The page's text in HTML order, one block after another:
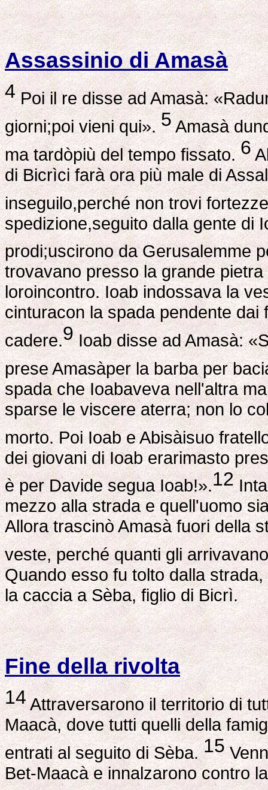
Assassinio di Amasà
4Poi il re disse ad Amasà:
giorni;poi vieni qui».5Amasà
ma tardòpiù del tempo fissato.6
di Bicrìci farà ora più male di
inseguilo,perché non trovi
spedizione,seguito dalla gente di
prodi;uscirono da Gerusalemme
trovavano presso la grande
loroincontro. Ioab indossava la
cinturacon la spada pendente
cadere.9Ioab disse ad Amasà:
prese Amasàper la barba per
spada che Ioabaveva nell'altra
sparse le viscere aterra; non lo
morto. Poi Ioab e Abisàisuo
dei giovani di Ioab erarimasto
è per Davide segua Ioab!».12
mezzo alla strada e quell'uomo
Allora trascinò Amasà fuori della
veste, perché quanti gli
Quando esso fu tolto dalla
la caccia a Sèba, figlio di Bicrì.
Fine della rivolta
14Attraversarono il territorio di
Maacà, dove tutti quelli della
entrati al seguito di Sèba.15
Bet-Maacà e innalzarono contro